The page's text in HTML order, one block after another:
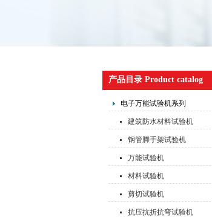
产品目录 Product catalog
电子万能试验机系列
建筑防水材料试验机
钢管脚手架试验机
万能试验机
材料试验机
剪切试验机
抗压抗折抗弯试验机